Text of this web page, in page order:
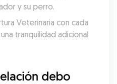
y su perro.
Veterinaria con cada
tranquilidad adicional
debo